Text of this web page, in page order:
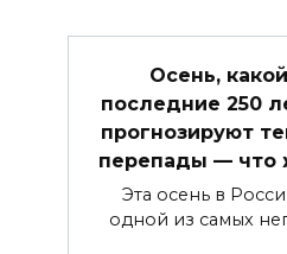
Осень,
последние 250
прогнозируют
перепады — что
Эта осень в
одной из самых